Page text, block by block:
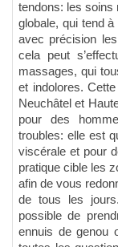
tendons: les soins
globale, qui tend
avec précision
cela peut
massages, qui
et indolores.
Neuchâtel et
pour des
troubles: elle est
viscérale et pour
pratique cible les
afin de vous
de tous les
possible de
ennuis de genou